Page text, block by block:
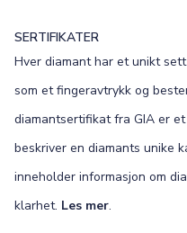
SERTIFIKATER
Hver diamant har et unikt
som et fingeravtrykk og
diamantsertifikat fra GIA er
beskriver en diamants unike
inneholder informasjon om
klarhet. Les mer.